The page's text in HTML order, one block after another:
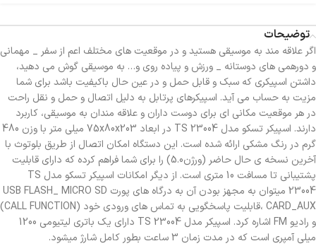
توضیحات
اگر علاقه مند به موسیقی هستید و در موقعیت های مختلف اعم از سفر _ مهمانی
و دورهمی های دوستانه _ ورزش و پیاده روی و… به موسیقی گوش می دهید،
داشتن اسپیکری که سبک و قابل حمل و در عین حال باکیفیت باشد برای شما
مزیت به حساب می آید. اسپیکرهای پرتابل به دلیل اتصال و حمل و نقل راحت
در هر موقعیت مکانی ای برای دوست داران و علاقه مندان به موسیقی، کاربرد
دارند. اسپیکر تسکو مدل TS 23004 در ابعاد 75x80x203 میلی متر با وزن 480
گرم در رنگ مشکی ارائه شده است. این دستگاه امکان اتصال از طریق بلوتوث با
آخرین نسخه ی حال حاضر (ورژن5.0) را برای شما فراهم کرده که دارای قابلیت
پشتیبانی تا مسافت 10 متری است. از دیگر امکانات اسپیکر تسکو مدل TS
23004 میتوان به مجهز بودن آن به درگاه های پورت USB FLASH_ MICRO SD
CARD_AUX ،قابلیت پاسخگویی به تماس های ورودی خود (CALL FUNCTION)
و رادیو FM اشاره کرد. اسپیکر مدل TS 23004 دارای یک باتری لیتیومی 1200
میلی آمپری است که در مدت زمان 3 ساعت بطور کامل شارژ میشود.